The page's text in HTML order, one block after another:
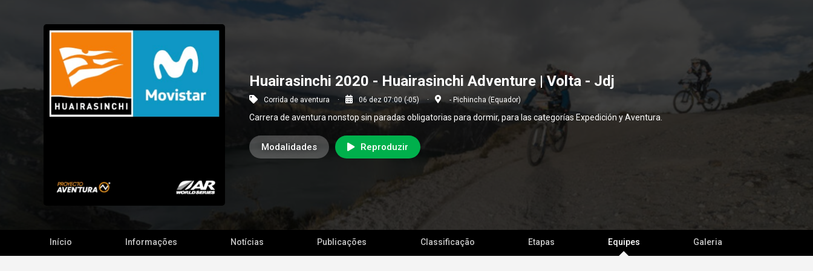
Huairasinchi 2020 - Huairasinchi Adventure | Volta - Jdj
Corrida de aventura 06 dez 07:00 (-05) - Pichincha (Equador)
Carrera de aventura nonstop sin paradas obligatorias para dormir, para las categorías Expedición y Aventura.
Modalidades Reproduzir
Início Informações Notícias Publicações Classificação Etapas Equipes Galeria